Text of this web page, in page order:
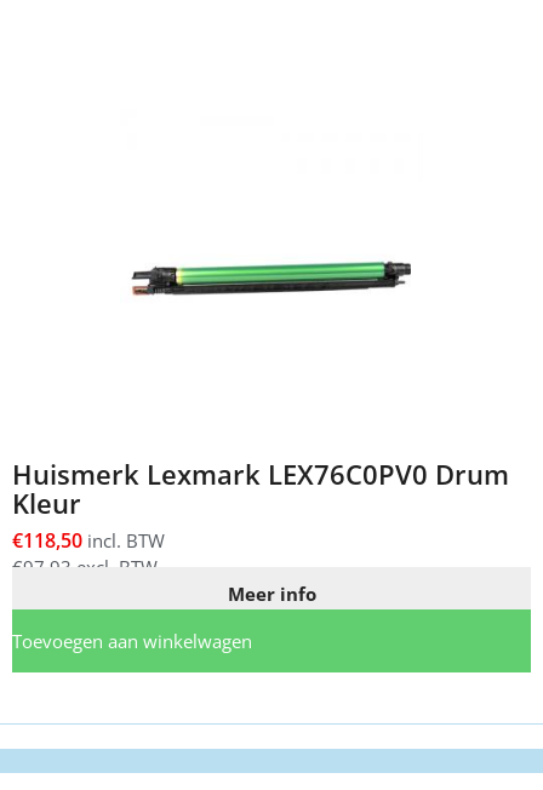
Huismerk Lexmark LEX76C0PV0 Drum
Kleur
€118,50 incl. BTW
€97,93 excl. BTW
Meer info
Toevoegen aan winkelwagen